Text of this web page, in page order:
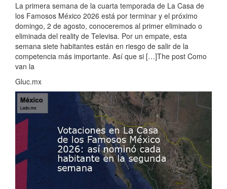
La primera semana de la cuarta temporada de La Casa de
los Famosos México 2026 está por terminar y el próximo
domingo, 2 de agosto, conoceremos al primer eliminado o
eliminada del reality de Televisa. Por un empate, esta
semana siete habitantes están en riesgo de salir de la
competencia más importante. Así que si […]The post Como
van la
Gluc.mx